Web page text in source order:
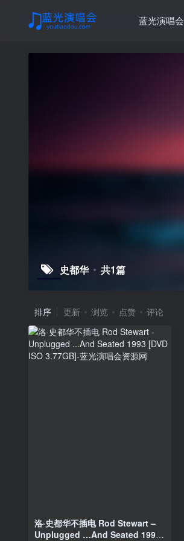
蓝光演唱会
史都华 共1篇
排序 更新 浏览 点赞 评论
洛·史都华不插电 Rod Stewart –
Unplugged …And Seated 1993